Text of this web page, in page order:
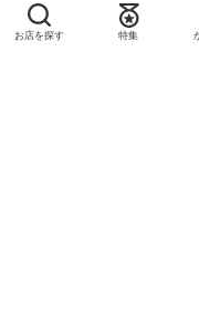
お店を探す 特集